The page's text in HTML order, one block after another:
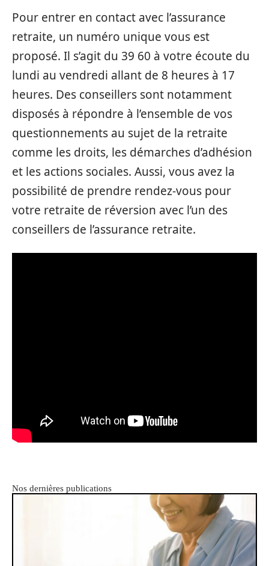
Pour entrer en contact avec l’assurance
retraite, un numéro unique vous est
proposé. Il s’agit du 39 60 à votre écoute du
lundi au vendredi allant de 8 heures à 17
heures. Des conseillers sont notamment
disposés à répondre à l’ensemble de vos
questionnements au sujet de la retraite
comme les droits, les démarches d’adhésion
et les actions sociales. Aussi, vous avez la
possibilité de prendre rendez-vous pour
votre retraite de réversion avec l’un des
conseillers de l’assurance retraite.
Nos dernières publications